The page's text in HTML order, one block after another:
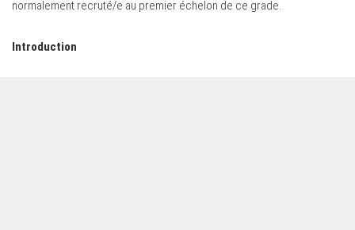
normalement recruté/e au premier échelon de ce grade.
Introduction